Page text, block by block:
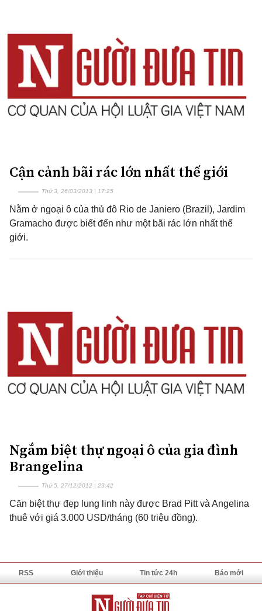
Cận cảnh bãi rác lớn nhất thế giới
Thứ 3, 26/03/2013 | 17:25
Nằm ở ngoại ô của thủ đô Rio de Janiero (Brazil), Jardim
Gramacho được biết đến như một bãi rác lớn nhất thế
giới.
Ngắm biệt thự ngoại ô của gia đình
Brangelina
Thứ 5, 27/12/2012 | 23:42
Căn biệt thự đẹp lung linh này được Brad Pitt và Angelina
thuê với giá 3.000 USD/tháng (60 triệu đồng).
RSS Giới thiệu Tin tức 24h Báo mới